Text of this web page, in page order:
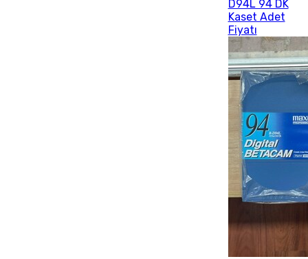
D94L 94 DK
Kaset Adet
Fiyatı